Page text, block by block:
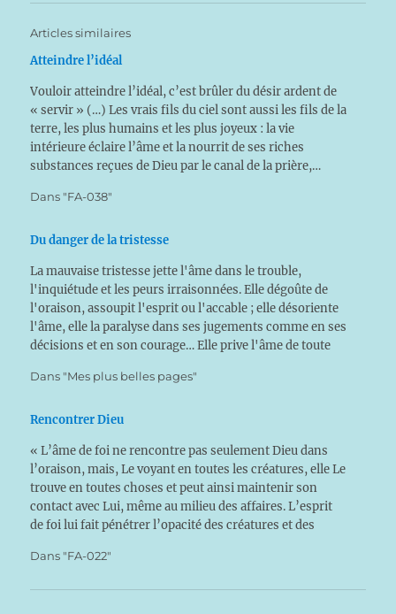
Articles similaires
Atteindre l’idéal
Vouloir atteindre l’idéal, c’est brûler du désir ardent de
« servir » (…) Les vrais fils du ciel sont aussi les fils de la
terre, les plus humains et les plus joyeux : la vie
intérieure éclaire l’âme et la nourrit de ses riches
substances reçues de Dieu par le canal de la prière,…
Dans "FA-038"
Du danger de la tristesse
La mauvaise tristesse jette l'âme dans le trouble,
l'inquiétude et les peurs irraisonnées. Elle dégoûte de
l'oraison, assoupit l'esprit ou l'accable ; elle désoriente
l'âme, elle la paralyse dans ses jugements comme en ses
décisions et en son courage… Elle prive l'âme de toute
Dans "Mes plus belles pages"
Rencontrer Dieu
« L’âme de foi ne rencontre pas seulement Dieu dans
l’oraison, mais, Le voyant en toutes les créatures, elle Le
trouve en toutes choses et peut ainsi maintenir son
contact avec Lui, même au milieu des affaires. L’esprit
de foi lui fait pénétrer l’opacité des créatures et des
Dans "FA-022"